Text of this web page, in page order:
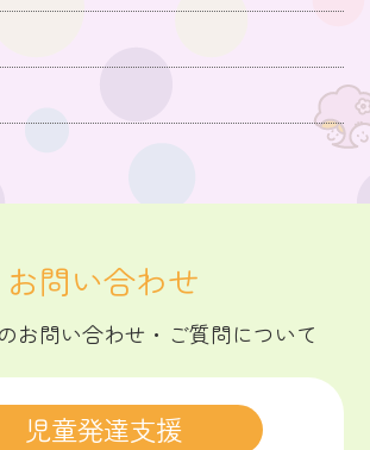
お問い合わせ
お問い合わせ・ご質問について
児童発達支援